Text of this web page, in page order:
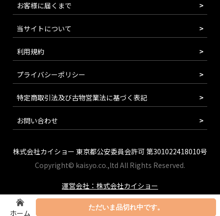
ホーム
ただいま品切れ中です。
お客様に届くまで
当サイトについて
利用規約
プライバシーポリシー
特定商取引法及び古物営業法に基づく表記
お問い合わせ
株式会社カイショー 東京都公安委員会許可 第301022418010号
Copyright© kaisyo.co.,ltd All Rights Reserved.
運営会社：株式会社カイショー